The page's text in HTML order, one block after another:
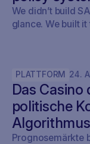
We didn’t build
glance. We built
PLATTFORM 24.
Das
politische
Prognosemärkte